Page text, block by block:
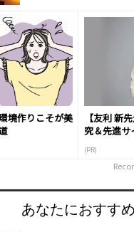
境作りこそが美
【友利 新
究＆先進サ
(PR)
あなたにおすすめ